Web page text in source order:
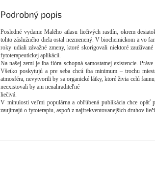
Podrobný popis
Posledné vydanie Malého atlasu liečivých rastlín, okrem
tohto záslužného diela ostal nezmenený. V biochemickom a vo
roky udiali závažné zmeny, ktoré skorigovali niektoré
fytoterapeutickej aplikácii.
Na našej zemi je iba flóra schopná samostatnej existencie.
Všetko poskytujú a pre seba chcú iba minimum – trochu
atmosféra, nevytvorili by sa organické látky, ktoré živia celú
neexistovali by ani nenahraditeľné
liečivá.
V minulosti veľmi populárna a obľúbená publikácia chce opäť
zaujímajú o fytoterapiu, aspoň z najfrekventovanejších druhov